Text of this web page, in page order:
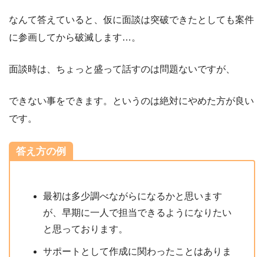
なんて答えていると、仮に面談は突破できたとしても案件
に参画してから破滅します…。
面談時は、ちょっと盛って話すのは問題ないですが、
できない事をできます。というのは絶対にやめた方が良い
です。
答え方の例
最初は多少調べながらになるかと思います
が、早期に一人で担当できるようになりたい
と思っております。
サポートとして作成に関わったことはありま